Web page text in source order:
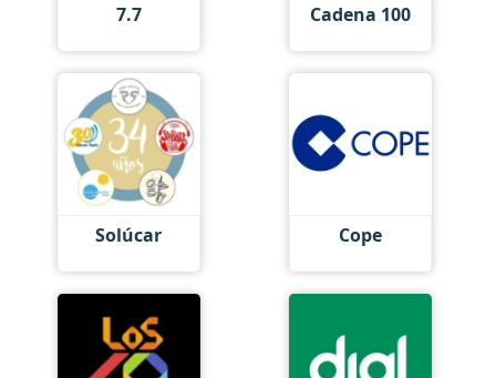
7.7 Cadena 100
Solúcar Cope